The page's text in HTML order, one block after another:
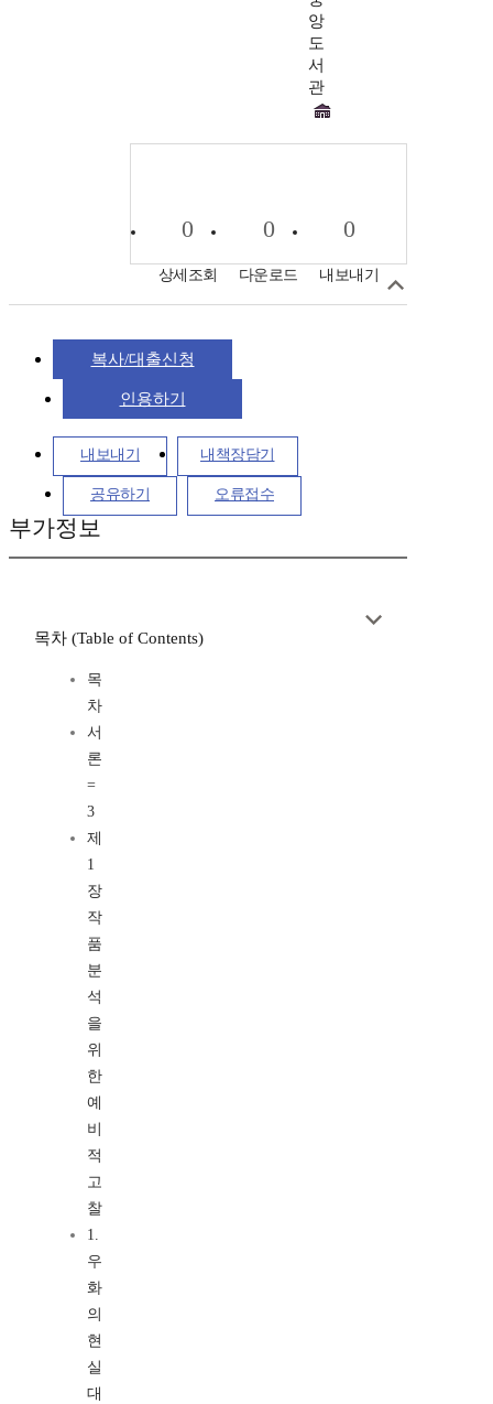
앙
도
서
관
0
상세조회
0
다운로드
0
내보내기
복사/대출신청
인용하기
내보내기 내책장담기
공유하기 오류접수
부가정보
목차 (Table of Contents)
목
차
서
론
=
3
제
1
장
작
품
분
석
을
위
한
예
비
적
고
찰
1.
우
화
의
현
실
대